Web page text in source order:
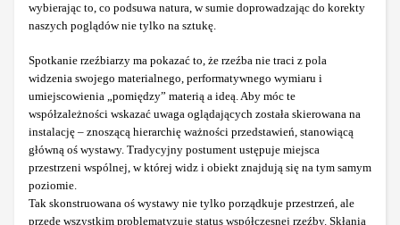
wybierając to, co podsuwa natura, w sumie doprowadzając do korekty
naszych poglądów nie tylko na sztukę.
Spotkanie rzeźbiarzy ma pokazać to, że rzeźba nie traci z pola
widzenia swojego materialnego, performatywnego wymiaru i
umiejscowienia „pomiędzy” materią a ideą. Aby móc te
współzależności wskazać uwaga oglądających została skierowana na
instalację – znoszącą hierarchię ważności przedstawień, stanowiącą
główną oś wystawy. Tradycyjny postument ustępuje miejsca
przestrzeni wspólnej, w której widz i obiekt znajdują się na tym samym
poziomie.
Tak skonstruowana oś wystawy nie tylko porządkuje przestrzeń, ale
przede wszystkim problematyzuje status współczesnej rzeźby. Skłania